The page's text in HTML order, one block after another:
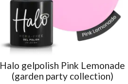
Halo gelpolish Pink Lemonade
(garden party collection)